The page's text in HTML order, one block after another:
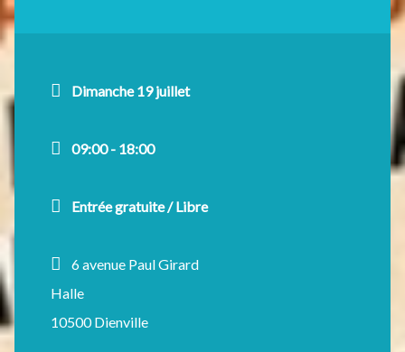
Dimanche 19 juillet
09:00 - 18:00
Entrée gratuite / Libre
6 avenue Paul Girard
Halle
10500 Dienville